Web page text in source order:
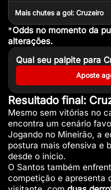
Mais chutes a gol: Cruzeiro
*Odds no momento da
alterações.
Qual seu palpite para
Aposte
Resultado final:
Mesmo sem vitórias no
encontra um cenário
Jogando no Mineirão, a
postura mais ofensiva e
desde o início.
O Santos também
competição e apresenta